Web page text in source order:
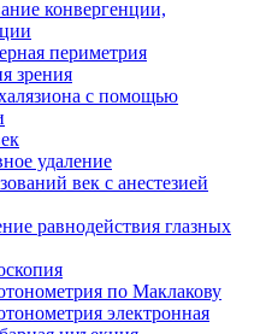
конвергенции,
периметрия
зрения
с помощью
удаление
век с анестезией
равнодействия глазных
по Маклакову
электронная